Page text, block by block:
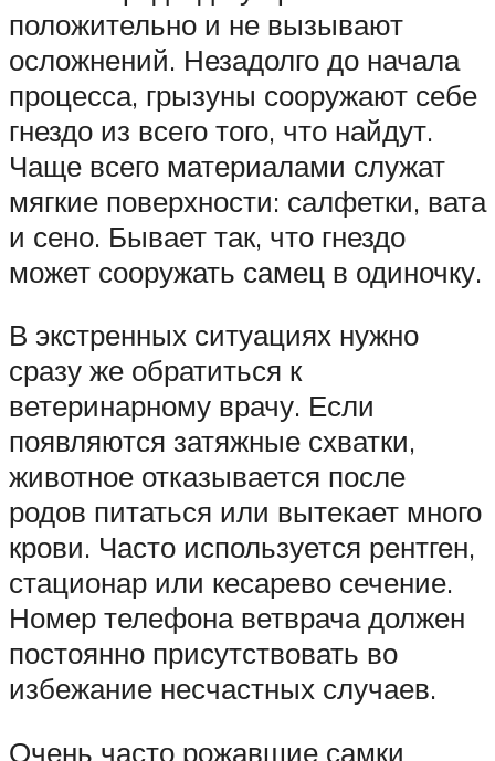
положительно и не вызывают
осложнений. Незадолго до начала
процесса, грызуны сооружают себе
гнездо из всего того, что найдут.
Чаще всего материалами служат
мягкие поверхности: салфетки, вата
и сено. Бывает так, что гнездо
может сооружать самец в одиночку.
В экстренных ситуациях нужно
сразу же обратиться к
ветеринарному врачу. Если
появляются затяжные схватки,
животное отказывается после
родов питаться или вытекает много
крови. Часто используется рентген,
стационар или кесарево сечение.
Номер телефона ветврача должен
постоянно присутствовать во
избежание несчастных случаев.
Очень часто рожавшие самки